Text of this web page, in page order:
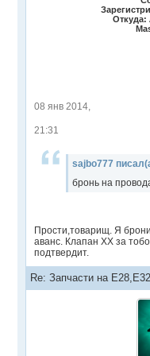
Откуда:
08 янв 2014,
21:31
sajbo777
бронь на
Прости,товарищ. Я
аванс. Клапан ХХ за
подтвердит.
Re: Запчасти на